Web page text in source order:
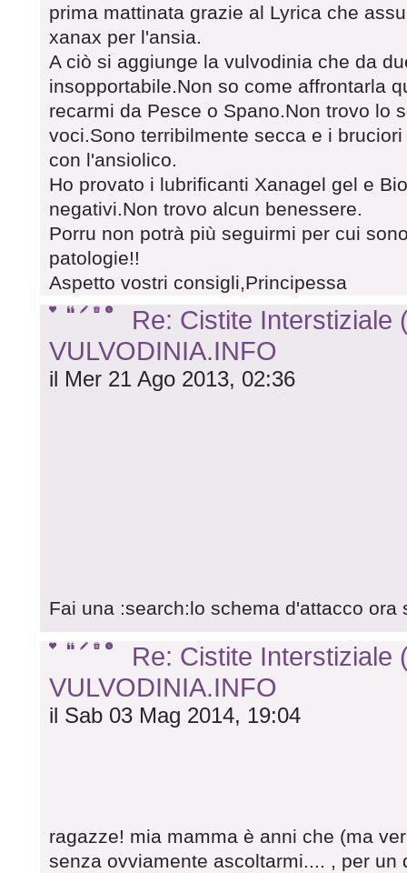
prima mattinata grazie al Lyrica che
xanax per l'ansia.
A ciò si aggiunge la vulvodinia che da
insopportabile.Non so come affrontarla
recarmi da Pesce o Spano.Non trovo lo
voci.Sono terribilmente secca e i
con l'ansiolico.
Ho provato i lubrificanti Xanagel gel e
negativi.Non trovo alcun benessere.
Porru non potrà più seguirmi per cui
patologie!!
Aspetto vostri consigli,Principessa
Re: Cistite Interstiziale
VULVODINIA.INFO
il Mer 21 Ago 2013, 02:36
Fai una :search:lo schema d'attacco ora
Re: Cistite Interstiziale
VULVODINIA.INFO
il Sab 03 Mag 2014, 19:04
ragazze! mia mamma è anni che (ma
senza ovviamente ascoltarmi.... , per un